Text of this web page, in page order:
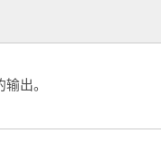
出。